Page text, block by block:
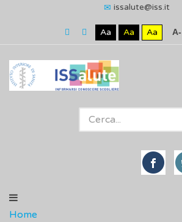
issalute@iss.it
Aa Aa Aa A-
Home